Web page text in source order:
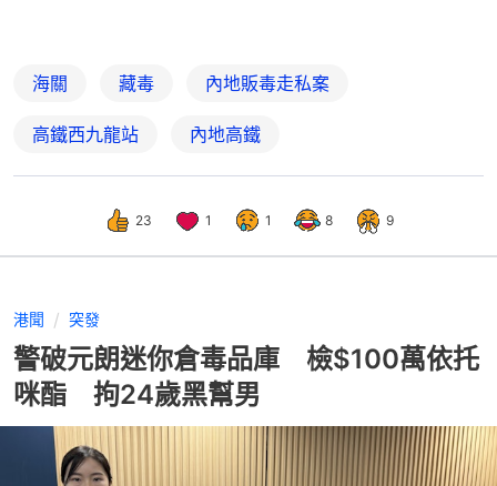
海關 藏毒 內地販毒走私案
高鐵西九龍站 內地高鐵
23 1 1 8 9
港聞 突發
警破元朗迷你倉毒品庫 檢$100萬依托
咪酯 拘24歲黑幫男